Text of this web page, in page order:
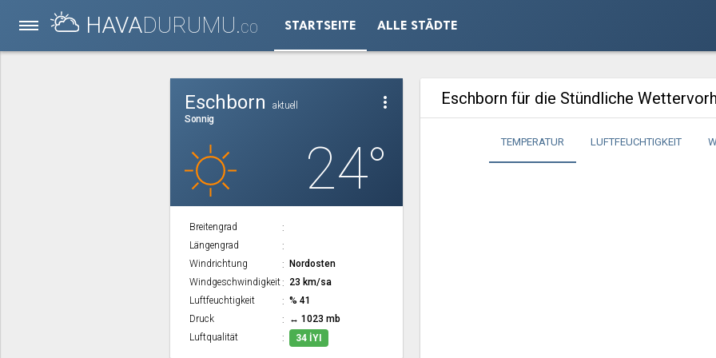
HAVADURUMU.CO STARTSEITE ALLE STÄDTE
more_vert
Eschborn
aktuell
Sonnig
24°
Breitengrad
Längengrad
Windrichtung
Nordosten
Windgeschwindigkeit
23 km/sa
Luftfeuchtigkeit
% 41
Druck
↔ 1023 mb
Luftqualität
34 İYI
Eschborn für die Stündliche
TEMPERATUR LUFTFEUCHTIGKEIT